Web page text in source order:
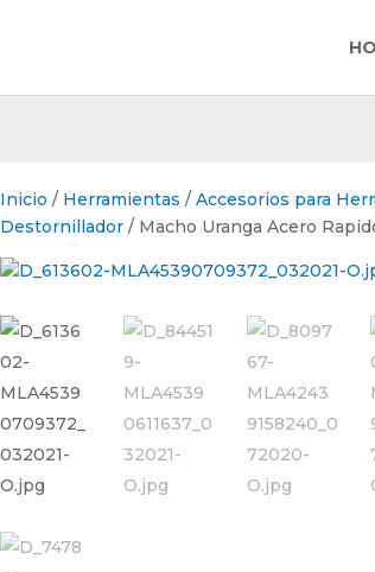
Inicio / Herramientas /Accesorios para
Destornillador / Macho Uranga Acero